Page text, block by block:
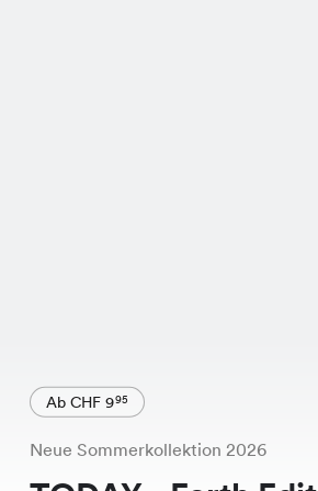
Ab CHF 995
Neue Sommerkollektion 2026